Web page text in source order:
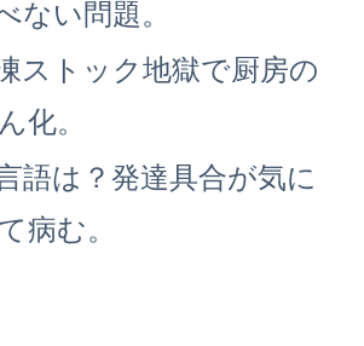
ない問題。
ストック地獄で厨房の
化。
語は？発達具合が気に
病む。